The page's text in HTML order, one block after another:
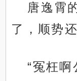
唐逸霄
了，顺势
“冤枉